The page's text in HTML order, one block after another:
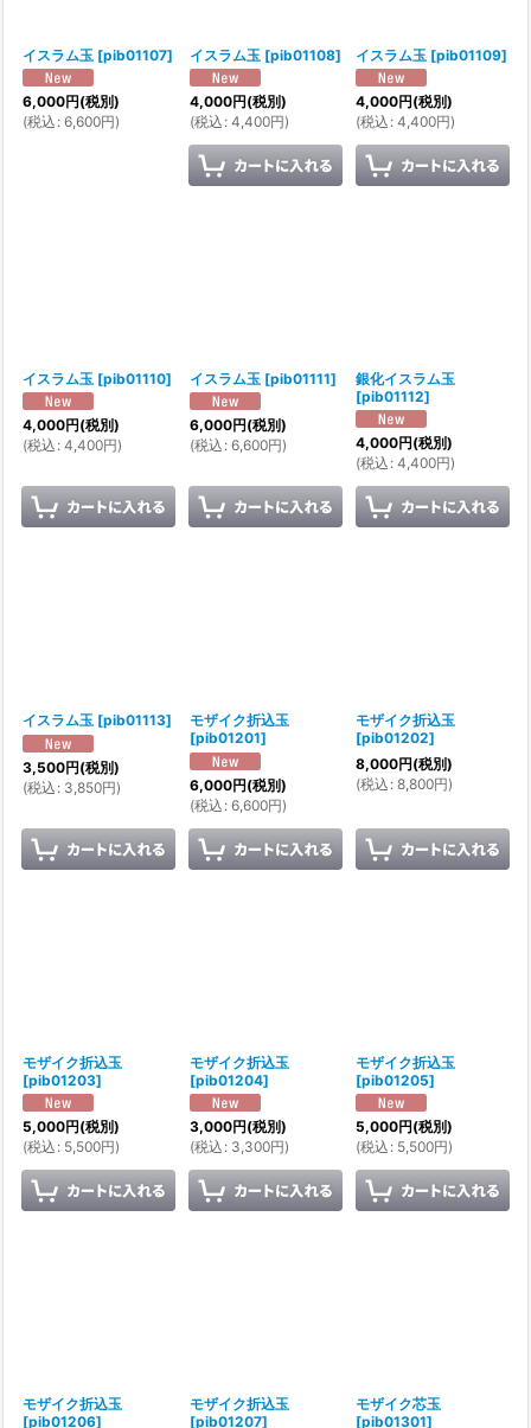
イスラム玉 [pib01107]
6,000円(税別)
(税込 : 6,600円)
イスラム玉 [pib01108]
4,000円(税別)
(税込 : 4,400円)
イスラム玉 [pib01109]
4,000円(税別)
(税込 : 4,400円)
イスラム玉 [pib01110]
4,000円(税別)
(税込 : 4,400円)
イスラム玉 [pib01111]
6,000円(税別)
(税込 : 6,600円)
銀化イスラム玉
[pib01112]
4,000円(税別)
(税込 : 4,400円)
イスラム玉 [pib01113]
3,500円(税別)
(税込 : 3,850円)
モザイク折込玉
[pib01201]
6,000円(税別)
(税込 : 6,600円)
モザイク折込玉
[pib01202]
8,000円(税別)
(税込 : 8,800円)
モザイク折込玉
[pib01203]
5,000円(税別)
(税込 : 5,500円)
モザイク折込玉
[pib01204]
3,000円(税別)
(税込 : 3,300円)
モザイク折込玉
[pib01205]
5,000円(税別)
(税込 : 5,500円)
モザイク折込玉
[pib01206]
モザイク折込玉
[pib01207]
モザイク芯玉
[pib01301]